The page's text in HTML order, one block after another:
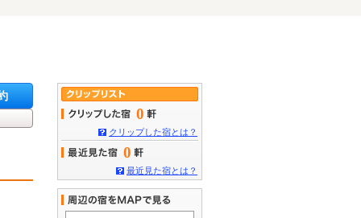
0
クリップした宿とは？
0
最近見た宿とは？